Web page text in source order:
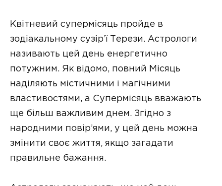
Квітневий супермісяць пройде в
зодіакальному сузір’ї Терези. Астрологи
називають цей день енергетично
потужним. Як відомо, повний Місяць
наділяють містичними і магічними
властивостями, а Супермісяць вважають
ще більш важливим днем. Згідно з
народними повір’ями, у цей день можна
змінити своє життя, якщо загадати
правильне бажання.